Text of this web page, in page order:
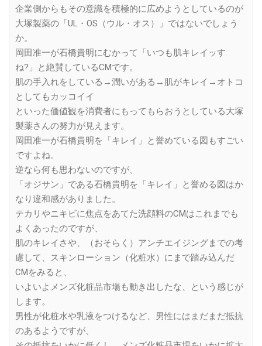
企業側からもその意識を積極的に広めようとしているのが
大塚製薬の「UL・OS（ウル・オス）」ではないでしょう
か。
岡田准一が石橋貴明にむかって「いつも肌キレイッす
ね?」と絶賛しているCMです。
肌の手入れをしている→潤いがある→肌がキレイ→オトコ
としてもカッコイイ
といった価値観を消費者にもってもらおうとしている大塚
製薬さんの努力が見えます。
岡田准一が石橋貴明を「キレイ」と誉めている図もすごい
ですよね。
逆なら何も思わないのですが、
「オジサン」である石橋貴明を「キレイ」と誉める図はか
なり違和感がありました。
テカリやニキビに焦点をあてた洗顔料のCMはこれまでも
よくあったのですが、
肌のキレイさや、（おそらく）アンチエイジングまでの考
慮して、スキンローション（化粧水）にまで踏み込んだ
CMをみると、
いよいよメンズ化粧品市場も動き出したな、という感じが
します。
男性が化粧水や乳液をつけるなど、男性にはまだまだ抵抗
のあるようですが、